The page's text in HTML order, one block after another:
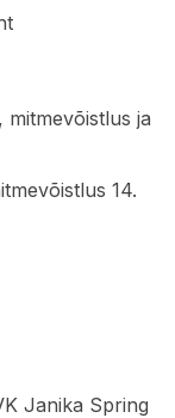
ja
14.
Janika Spring